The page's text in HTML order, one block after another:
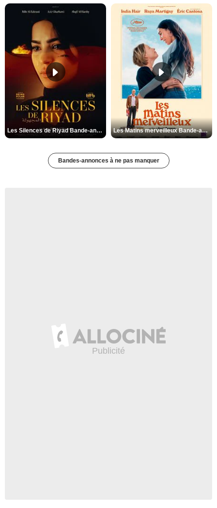
Les Silences de Riyad Bande-annonce VO STFR Les Matins merveilleux Bande-annonce VF
Bandes-annonces à ne pas manquer